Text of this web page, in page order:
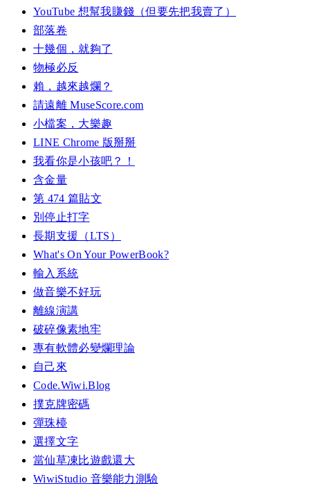
YouTube 想幫我賺錢（但要先把我賣了）
部落卷
十幾個，就夠了
物極必反
賴，越來越爛？
請遠離 MuseScore.com
小檔案，大樂趣
LINE Chrome 版掰掰
我看你是小孩吧？！
含金量
第 474 篇貼文
別停止打字
長期支援（LTS）
What's On Your PowerBook?
輸入系統
做音樂不好玩
離線演講
破碎像素地牢
專有軟體必變爛理論
自己來
Code.Wiwi.Blog
撲克牌密碼
彈珠檯
選擇文字
當仙草凍比遊戲還大
WiwiStudio 音樂能力測驗